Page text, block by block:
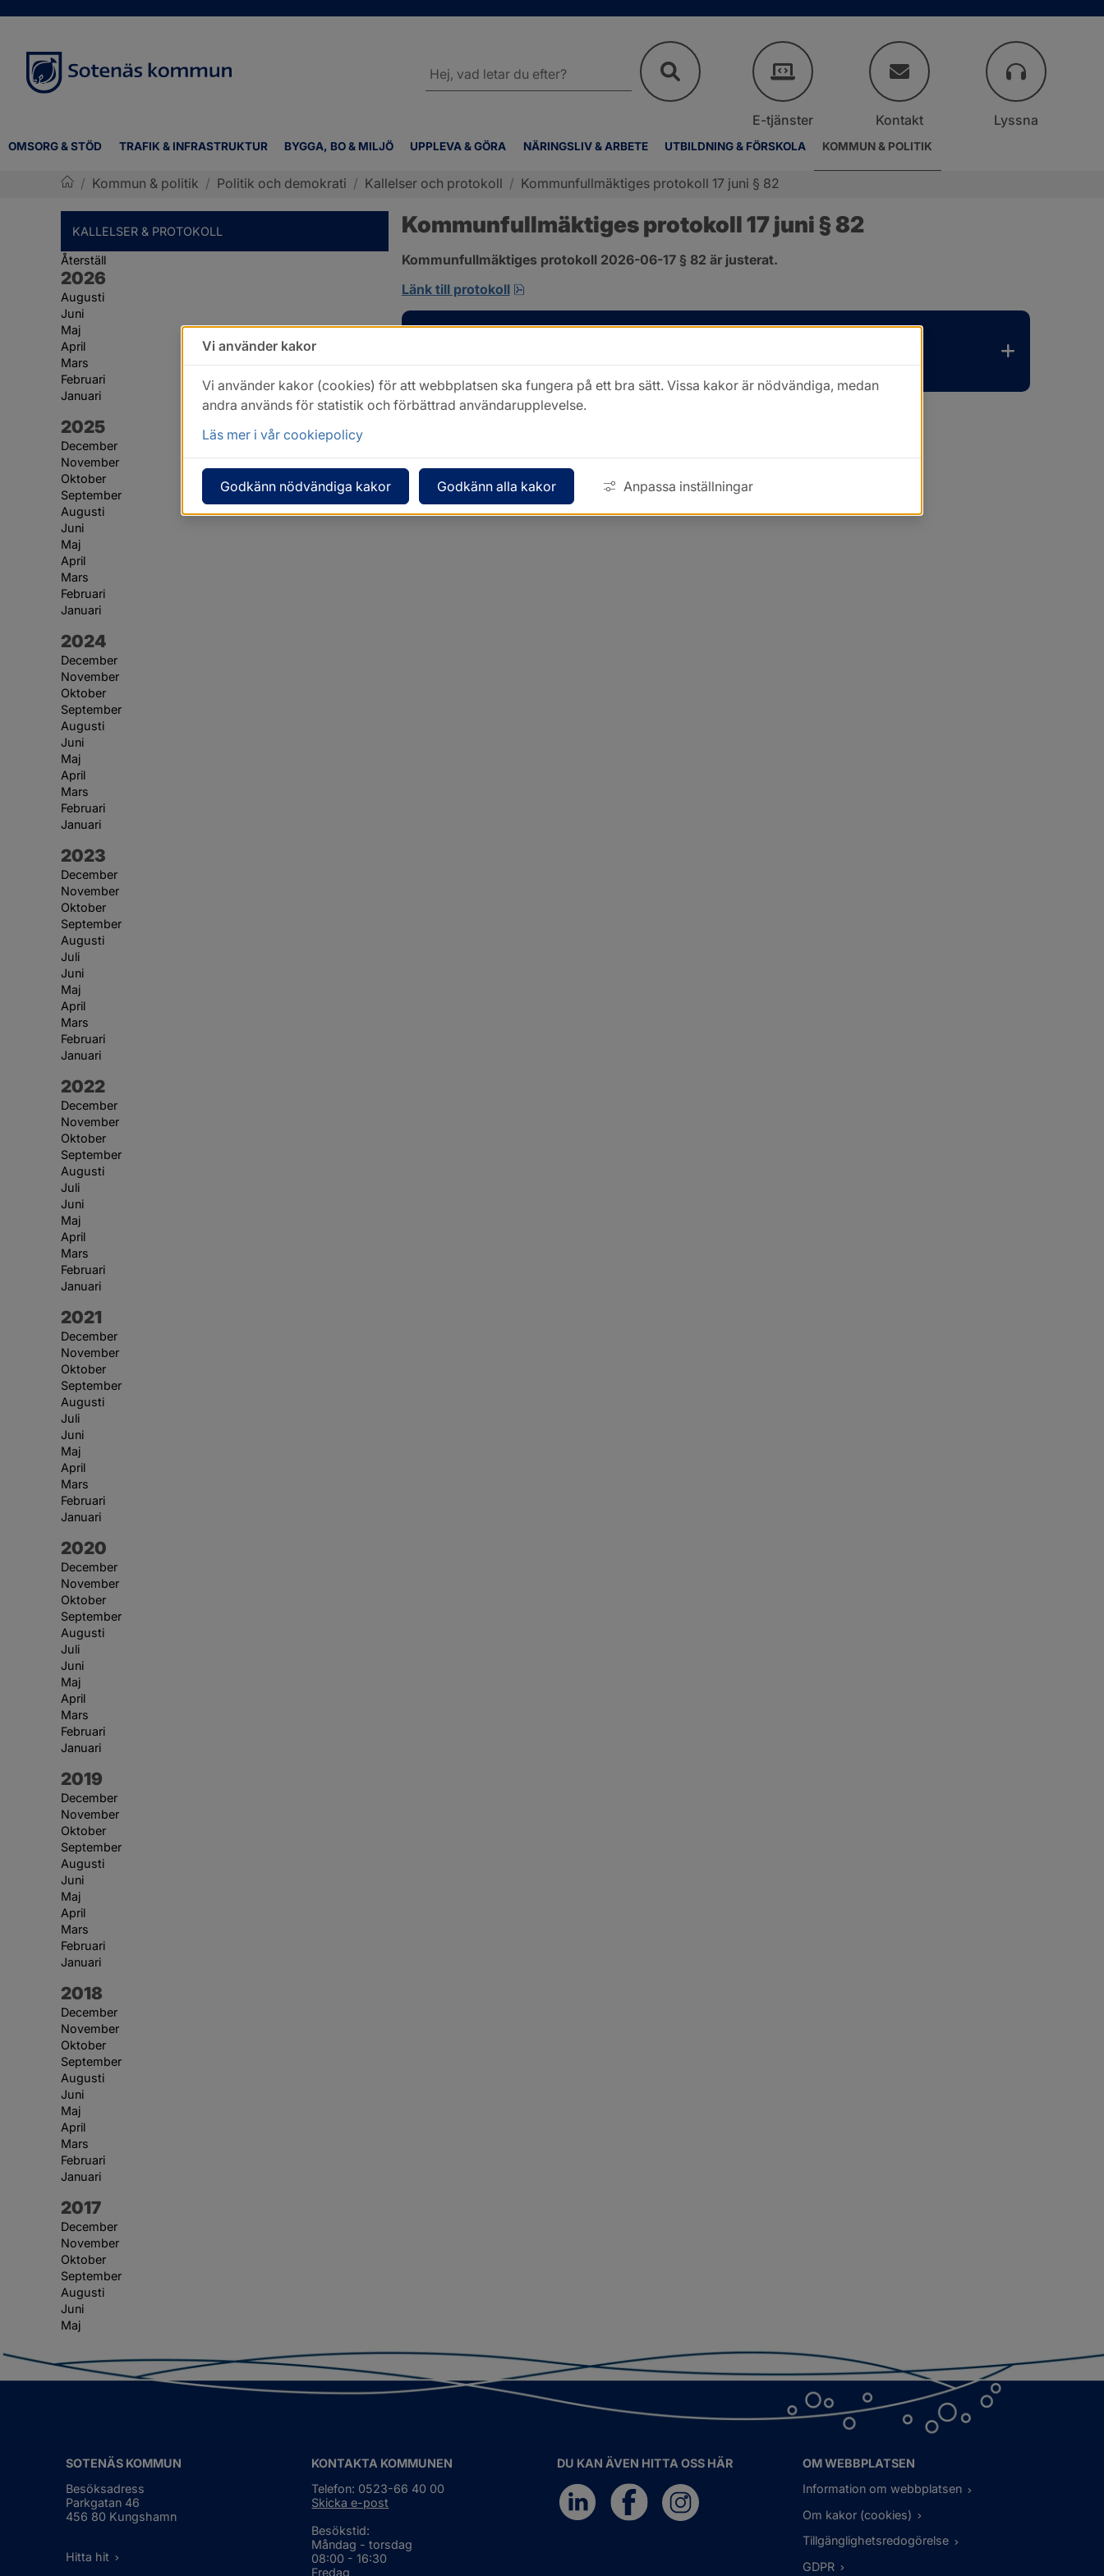
OMSORG & STÖD TRAFIK & INFRASTRUKTUR BYGGA, BO & MILJÖ UPPLEVA & GÖRA NÄRINGSLIV & ARBETE UTBILDNING & FÖRSKOLA KOMMUN & POLITIK
webbplatsen
E-tjänster Kontakt Lyssna
/ Kommun & politik / Politik och demokrati / Kallelser och protokoll / Kommunfullmäktiges protokoll 17 juni § 82
KALLELSER & PROTOKOLL
Återställ
År:
2026
Augusti
Juni
Maj
April
Mars
Februari
Januari
År:
2025
December
November
Oktober
September
Augusti
Juni
Maj
April
Mars
Februari
Januari
År:
2024
December
November
Oktober
September
Augusti
Juni
Maj
April
Mars
Februari
Januari
År:
2023
December
November
Oktober
September
Augusti
Juli
Juni
Maj
April
Mars
Februari
Januari
År:
2022
December
November
Oktober
September
Augusti
Juli
Juni
Maj
April
Mars
Februari
Januari
År:
2021
December
November
Oktober
September
Augusti
Juli
Juni
Maj
April
Mars
Februari
Januari
År:
2020
December
November
Oktober
September
Augusti
Juli
Juni
Maj
April
Mars
Februari
Januari
År:
2019
December
November
Oktober
September
Augusti
Juni
Maj
April
Mars
Februari
Januari
År:
2018
December
November
Oktober
September
Augusti
Juni
Maj
April
Mars
Februari
Januari
År:
2017
December
November
Oktober
September
Augusti
Juni
Maj
Kommunfullmäktiges protokoll 17 juni § 82
Kommunfullmäktiges protokoll 2026-06-17 § 82 är justerat.
Länk till protokoll
pdf, 585 kB, öppnas i nytt fönster.
SOTENÄS KOMMUN
Besöksadress
Parkgatan 46
456 80 Kungshamn
Hitta hit
KONTAKTA KOMMUNEN
Telefon: 0523-66 40 00
Skicka e-post
Besökstid:
Måndag - torsdag
08:00 - 16:30
Fredag
DU KAN ÄVEN HITTA OSS HÄR
OM WEBBPLATSEN
Information om webbplatsen
Om kakor (cookies)
Tillgänglighetsredogörelse
GDPR
Vi använder kakor
Vi använder kakor (cookies) för att webbplatsen ska fungera på ett bra sätt. Vissa kakor är nödvändiga, medan
andra används för statistik och förbättrad användarupplevelse.
Läs mer i vår cookiepolicy
Godkänn nödvändiga kakor Godkänn alla kakor Anpassa inställningar